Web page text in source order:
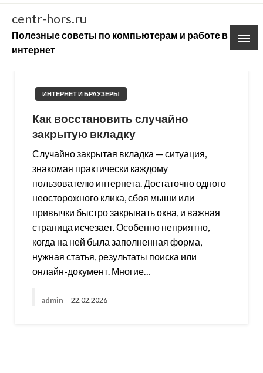
Skip
content
centr-hors.ru
Полезные советы по компьютерам и работе в
интернет
ИНТЕРНЕТ И БРАУЗЕРЫ
Как восстановить случайно
закрытую вкладку
Случайно закрытая вкладка — ситуация,
знакомая практически каждому
пользователю интернета. Достаточно одного
неосторожного клика, сбоя мыши или
привычки быстро закрывать окна, и важная
страница исчезает. Особенно неприятно,
когда на ней была заполненная форма,
нужная статья, результаты поиска или
онлайн-документ. Многие…
admin 22.02.2026